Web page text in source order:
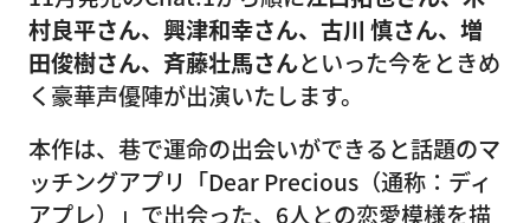
村良平さん、興津和幸さん、古川 慎さん、増
田俊樹さん、斉藤壮馬さんといった今をときめ
く豪華声優陣が出演いたします。
本作は、巷で運命の出会いができると話題のマ
ッチングアプリ「Dear Precious（通称：ディ
アプレ）」で出会った、6人との恋愛模様を描